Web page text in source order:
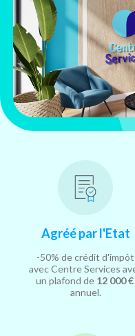
Agréé par l'Etat
-50% de crédit d'impôt
avec Centre Services
un plafond de 12 000 €
annuel.